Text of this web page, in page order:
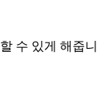
수 있게 해줍니